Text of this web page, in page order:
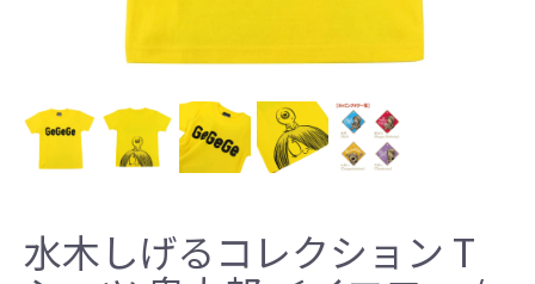
水木しげるコレクション T